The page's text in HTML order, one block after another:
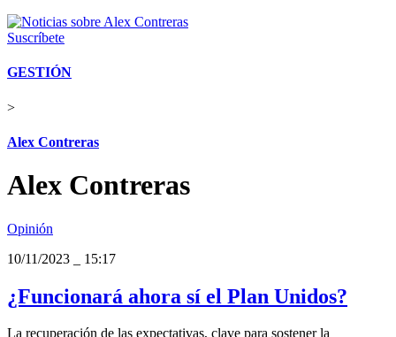
Suscríbete
GESTIÓN
>
Alex Contreras
Alex Contreras
Opinión
10/11/2023
15:17
¿Funcionará ahora sí el Plan Unidos?
La recuperación de las expectativas, clave para sostener la